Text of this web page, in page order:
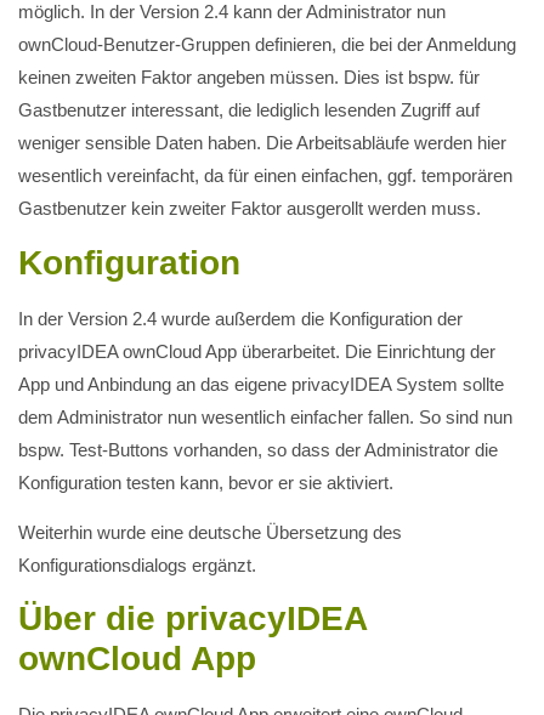
möglich. In der Version 2.4 kann der Administrator nun
ownCloud-Benutzer-Gruppen definieren, die bei der Anmeldung
keinen zweiten Faktor angeben müssen. Dies ist bspw. für
Gastbenutzer interessant, die lediglich lesenden Zugriff auf
weniger sensible Daten haben. Die Arbeitsabläufe werden hier
wesentlich vereinfacht, da für einen einfachen, ggf. temporären
Gastbenutzer kein zweiter Faktor ausgerollt werden muss.
Konfiguration
In der Version 2.4 wurde außerdem die Konfiguration der
privacyIDEA ownCloud App überarbeitet. Die Einrichtung der
App und Anbindung an das eigene privacyIDEA System sollte
dem Administrator nun wesentlich einfacher fallen. So sind nun
bspw. Test-Buttons vorhanden, so dass der Administrator die
Konfiguration testen kann, bevor er sie aktiviert.
Weiterhin wurde eine deutsche Übersetzung des
Konfigurationsdialogs ergänzt.
Über die privacyIDEA
ownCloud App